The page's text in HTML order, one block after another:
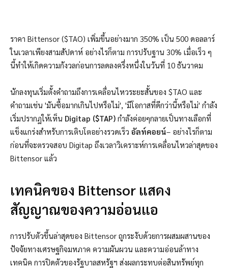
ราคา Bittensor ($TAO) เพิ่มขึ้นอย่างมาก 350% เป็น 500 ดอลลาร์
ในเวลาเพียงสามสัปดาห์ อย่างไรก็ตาม การปรับฐาน 30% เมื่อเร็ว ๆ
นี้ทำให้เกิดความกังวลก่อนการลดลงครึ่งหนึ่งในวันที่ 10 ธันวาคม
นักลงทุนเริ่มตั้งคำถามถึงการเคลื่อนไหวระยะสั้นของ $TAO และ
คำถามเช่น 'มันซื้อมากเกินไปหรือไม่', 'มีโอกาสที่ดีกว่านี้หรือไม่' กำลัง
เริ่มปรากฏให้เห็น Digitap ($TAP) กำลังค่อยๆกลายเป็นทางเลือกที่
แข็งแกร่งสำหรับการเติบโตอย่างรวดเร็ว อัลท์คอยน์– อย่างไรก็ตาม
ก่อนที่จะตรวจสอบ Digitap ถึงเวลาวิเคราะห์การเคลื่อนไหวล่าสุดของ
Bittensor แล้ว
เทคนิคของ Bittensor แสดง
สัญญาณของความอ่อนแอ
การปรับตัวขึ้นล่าสุดของ Bittensor ถูกระงับด้วยการผสมผสานของ
ปัจจัยทางเศรษฐกิจมหภาค ความผันผวน และความอ่อนล้าทาง
เทคนิค การปิดตัวของรัฐบาลสหรัฐฯ ส่งผลกระทบต่อสินทรัพย์ทุก